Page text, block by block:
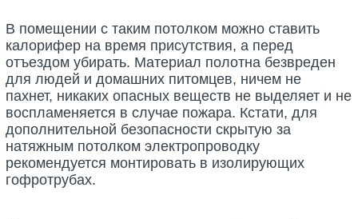
В помещении с таким потолком можно ставить
калорифер на время присутствия, а перед
отъездом убирать. Материал полотна безвреден
для людей и домашних питомцев, ничем не
пахнет, никаких опасных веществ не выделяет и не
воспламеняется в случае пожара. Кстати, для
дополнительной безопасности скрытую за
натяжным потолком электропроводку
рекомендуется монтировать в изолирующих
гофротрубах.